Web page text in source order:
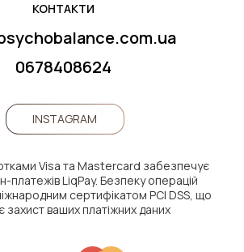
КОНТАКТИ
0678408624
INSTAGRAM
Visa та Mastercard забезпечує
платежів LiqPay. Безпеку операцій
сертифікатом PCI DSS, що
захист ваших платіжних даних